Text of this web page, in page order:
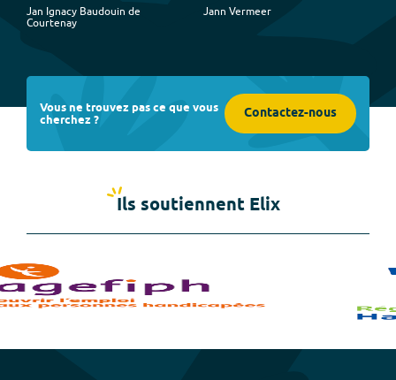
Jan Ignacy Baudouin de
Courtenay
Jann Vermeer
Vous ne trouvez pas ce que vous
cherchez ? Contactez-nous
Ils soutiennent Elix